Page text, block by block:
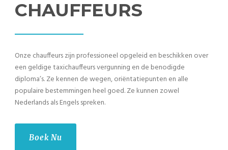
CHAUFFEURS
Onze chauffeurs zijn professioneel opgeleid en beschikken over
een geldige taxichauffeurs vergunning en de benodigde
diploma’s. Ze kennen de wegen, oriëntatiepunten en alle
populaire bestemmingen heel goed. Ze kunnen zowel
Nederlands als Engels spreken.
Boek Nu